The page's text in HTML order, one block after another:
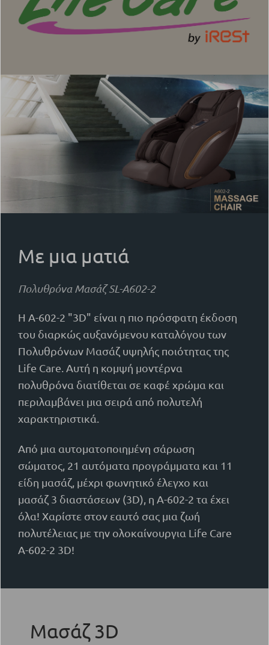
Με μια ματιά
Πολυθρόνα Μασάζ SL-A602-2
Η A-602-2 "3D" είναι η πιο πρόσφατη έκδοση
του διαρκώς αυξανόμενου καταλόγου των
Πολυθρόνων Μασάζ υψηλής ποιότητας της
Life Care. Αυτή η κομψή μοντέρνα
πολυθρόνα διατίθεται σε καφέ χρώμα και
περιλαμβάνει μια σειρά από πολυτελή
χαρακτηριστικά.
Από μια αυτοματοποιημένη σάρωση
σώματος, 21 αυτόματα προγράμματα και 11
είδη μασάζ, μέχρι φωνητικό έλεγχο και
μασάζ 3 διαστάσεων (3D), η Α-602-2 τα έχει
όλα! Χαρίστε στον εαυτό σας μια ζωή
πολυτέλειας με την ολοκαίνουργια Life Care
A-602-2 3D!
Μασάζ 3D